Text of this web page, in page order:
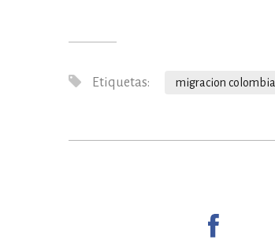
Etiquetas: migracion colombia